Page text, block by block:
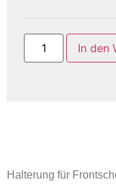
In den
Halterung für